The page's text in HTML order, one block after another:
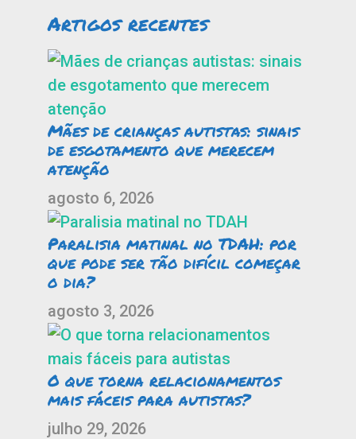
Artigos recentes
Mães de crianças autistas: sinais
de esgotamento que merecem
atenção
agosto 6, 2026
Paralisia matinal no TDAH: por
que pode ser tão difícil começar
o dia?
agosto 3, 2026
O que torna relacionamentos
mais fáceis para autistas?
julho 29, 2026